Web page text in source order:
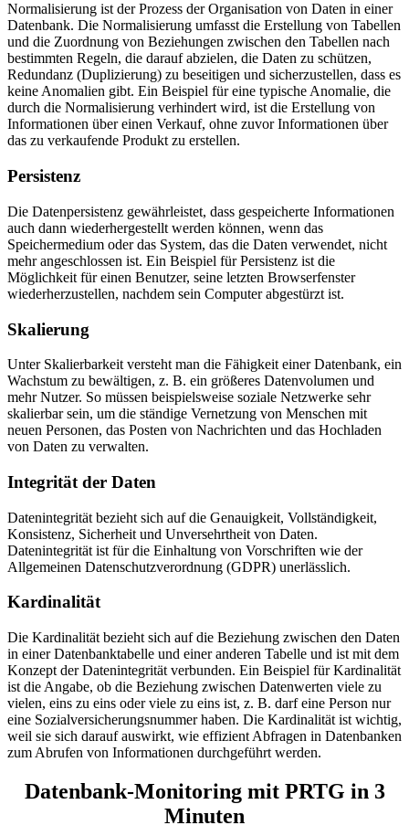
Normalisierung ist der Prozess der Organisation von Daten in einer
Datenbank. Die Normalisierung umfasst die Erstellung von Tabellen
und die Zuordnung von Beziehungen zwischen den Tabellen nach
bestimmten Regeln, die darauf abzielen, die Daten zu schützen,
Redundanz (Duplizierung) zu beseitigen und sicherzustellen, dass es
keine Anomalien gibt. Ein Beispiel für eine typische Anomalie, die
durch die Normalisierung verhindert wird, ist die Erstellung von
Informationen über einen Verkauf, ohne zuvor Informationen über
das zu verkaufende Produkt zu erstellen.
Persistenz
Die Datenpersistenz gewährleistet, dass gespeicherte Informationen
auch dann wiederhergestellt werden können, wenn das
Speichermedium oder das System, das die Daten verwendet, nicht
mehr angeschlossen ist. Ein Beispiel für Persistenz ist die
Möglichkeit für einen Benutzer, seine letzten Browserfenster
wiederherzustellen, nachdem sein Computer abgestürzt ist.
Skalierung
Unter Skalierbarkeit versteht man die Fähigkeit einer Datenbank, ein
Wachstum zu bewältigen, z. B. ein größeres Datenvolumen und
mehr Nutzer. So müssen beispielsweise soziale Netzwerke sehr
skalierbar sein, um die ständige Vernetzung von Menschen mit
neuen Personen, das Posten von Nachrichten und das Hochladen
von Daten zu verwalten.
Integrität der Daten
Datenintegrität bezieht sich auf die Genauigkeit, Vollständigkeit,
Konsistenz, Sicherheit und Unversehrtheit von Daten.
Datenintegrität ist für die Einhaltung von Vorschriften wie der
Allgemeinen Datenschutzverordnung (GDPR) unerlässlich.
Kardinalität
Die Kardinalität bezieht sich auf die Beziehung zwischen den Daten
in einer Datenbanktabelle und einer anderen Tabelle und ist mit dem
Konzept der Datenintegrität verbunden. Ein Beispiel für Kardinalität
ist die Angabe, ob die Beziehung zwischen Datenwerten viele zu
vielen, eins zu eins oder viele zu eins ist, z. B. darf eine Person nur
eine Sozialversicherungsnummer haben. Die Kardinalität ist wichtig,
weil sie sich darauf auswirkt, wie effizient Abfragen in Datenbanken
zum Abrufen von Informationen durchgeführt werden.
Datenbank-Monitoring mit PRTG in 3
Minuten